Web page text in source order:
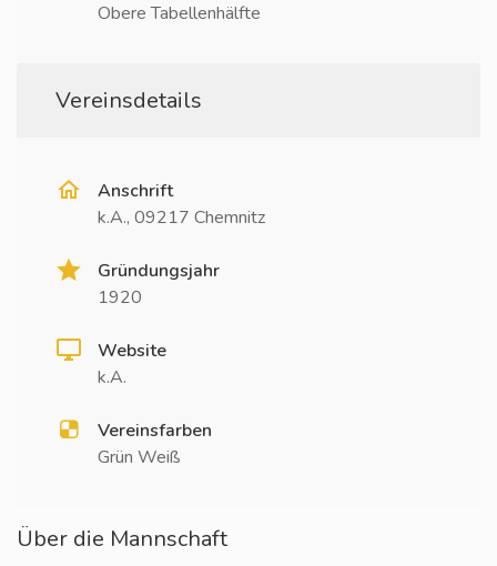
Obere Tabellenhälfte
Vereinsdetails
Anschrift
k.A., 09217 Chemnitz
Gründungsjahr
1920
Website
k.A.
Vereinsfarben
Grün Weiß
Über die Mannschaft